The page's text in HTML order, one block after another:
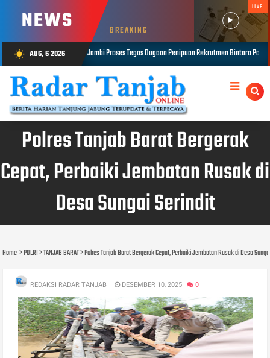
NEWS BREAKING
LIVE
wb_sunny AUG, 6 2026
Penipuan Rekrutmen Bintara Polri, Dua Personel Diamankan AUG 06, 2026
Polres Tanjab Barat Bergerak
Cepat, Perbaiki Jembatan Rusak di
​Desa Sungai Serindit
Home POLRI TANJAB BARAT Polres Tanjab Barat Bergerak Cepat, Perbaiki Jembatan Rusak di ​Desa
REDAKSI RADAR TANJAB DESEMBER 10, 2025 0